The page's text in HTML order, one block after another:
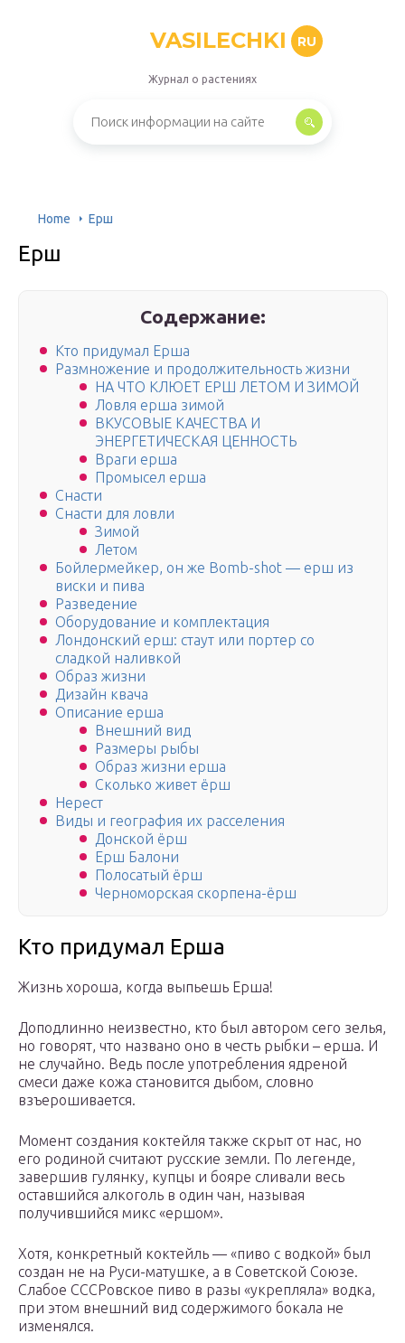
VASILECHKI RU
Журнал о растениях
Home Ерш
Ерш
Содержание:
Кто придумал Ерша
Размножение и продолжительность жизни
НА ЧТО КЛЮЕТ ЕРШ ЛЕТОМ И ЗИМОЙ
Ловля ерша зимой
ВКУСОВЫЕ КАЧЕСТВА И
ЭНЕРГЕТИЧЕСКАЯ ЦЕННОСТЬ
Враги ерша
Промысел ерша
Снасти
Снасти для ловли
Зимой
Летом
Бойлермейкер, он же Bomb-shot — ерш из
виски и пива
Разведение
Оборудование и комплектация
Лондонский ерш: стаут или портер со
сладкой наливкой
Образ жизни
Дизайн квача
Описание ерша
Внешний вид
Размеры рыбы
Образ жизни ерша
Сколько живет ёрш
Нерест
Виды и география их расселения
Донской ёрш
Ерш Балони
Полосатый ёрш
Черноморская скорпена-ёрш
Кто придумал Ерша
Жизнь хороша, когда выпьешь Ерша!
Доподлинно неизвестно, кто был автором сего зелья,
но говорят, что названо оно в честь рыбки – ерша. И
не случайно. Ведь после употребления ядреной
смеси даже кожа становится дыбом, словно
взъерошивается.
Момент создания коктейля также скрыт от нас, но
его родиной считают русские земли. По легенде,
завершив гулянку, купцы и бояре сливали весь
оставшийся алкоголь в один чан, называя
получившийся микс «ершом».
Хотя, конкретный коктейль — «пиво с водкой» был
создан не на Руси-матушке, а в Советской Союзе.
Слабое СССРовское пиво в разы «укрепляла» водка,
при этом внешний вид содержимого бокала не
изменялся.